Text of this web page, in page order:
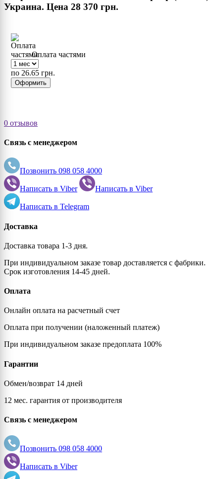
Украина. Цена 28 370 грн.
Оплата частями
по 26.65 грн.
Оформить
0 отзывов
Связь с менеджером
Позвонить 098 058 4000
Написать в Viber Написать в Viber
Написать в Telegram
Доставка
Доставка товара 1-3 дня.
При индивидуальном заказе товар доставляется с фабрики.
Срок изготовления 14-45 дней.
Оплата
Онлайн оплата на расчетный счет
Оплата при получении (наложенный платеж)
При индивидуальном заказе предоплата 100%
Гарантии
Обмен/возврат 14 дней
12 мес. гарантия от производителя
Связь с менеджером
Позвонить 098 058 4000
Написать в Viber